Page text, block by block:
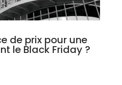
de prix pour une
le Black Friday ?